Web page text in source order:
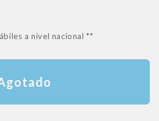
a nivel nacional **